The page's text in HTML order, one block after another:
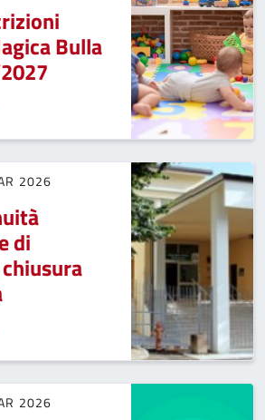
Bulla
ASILO NIDO MAGICA BULLA – A.S.
2026
di
ASSISTENZIALE DI PODENZANO,
2026